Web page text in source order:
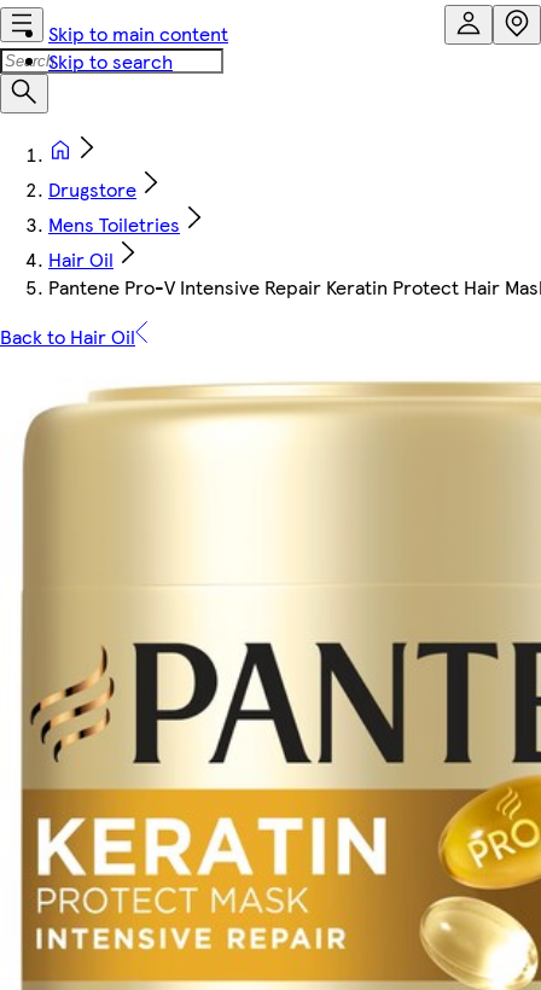
Skip to main content
Skip to search
Drugstore
Mens Toiletries
Hair Oil
Pantene Pro-V Intensive Repair Keratin Protect Hair
Back to Hair Oil